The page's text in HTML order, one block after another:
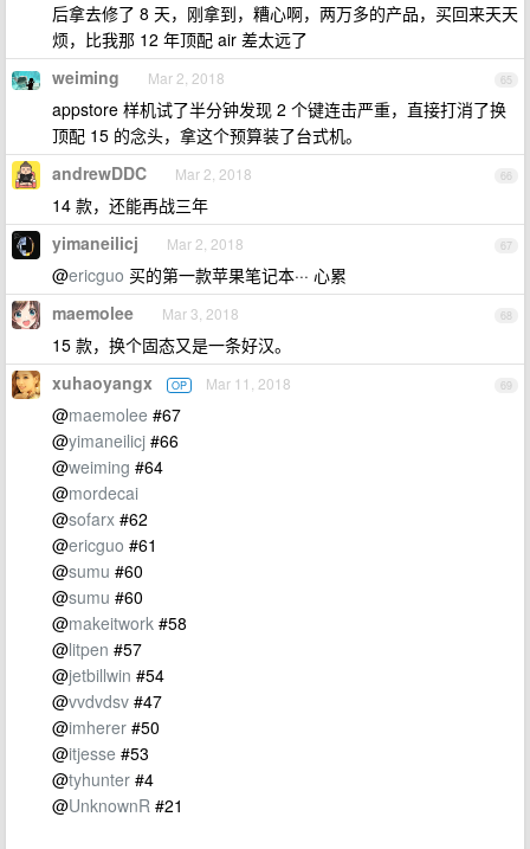
后拿去修了 8 天，刚拿到，糟心啊，两万多的产品，买回来天天
烦，比我那 12 年顶配 air 差太远了
65
weiming Mar 2, 2018
appstore 样机试了半分钟发现 2 个键连击严重，直接打消了换
顶配 15 的念头，拿这个预算装了台式机。
66
andrewDDC Mar 2, 2018
14 款，还能再战三年
67
yimaneilicj Mar 2, 2018
@ericguo 买的第一款苹果笔记本··· 心累
68
maemolee Mar 3, 2018
15 款，换个固态又是一条好汉。
69
xuhaoyangx OP Mar 11, 2018
@maemolee #67
@yimaneilicj #66
@weiming #64
@mordecai
@sofarx #62
@ericguo #61
@sumu #60
@sumu #60
@makeitwork #58
@litpen #57
@jetbillwin #54
@vvdvdsv #47
@imherer #50
@itjesse #53
@tyhunter #4
@UnknownR #21